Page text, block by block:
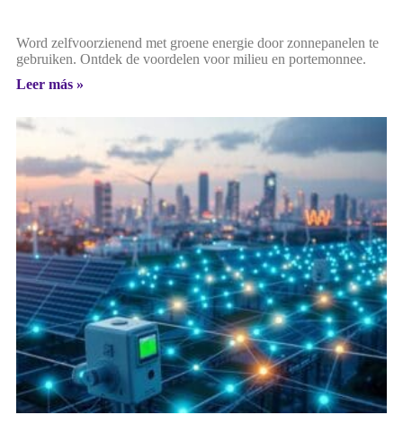
Word zelfvoorzienend met groene energie door zonnepanelen te
gebruiken. Ontdek de voordelen voor milieu en portemonnee.
Leer más »